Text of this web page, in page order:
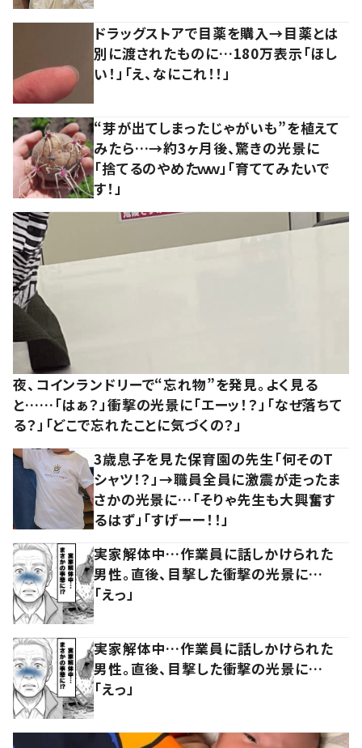
ドラッグストアで目薬を購入→目薬とは
別に渡されたものに…180万表示「ほし
い！」「え、なにこれ！！」
“芽が出てしまったじゃがいも”を植えて
みたら…→約3ヶ月後、驚きの光景に
「捨てるのやめたｗｗ」「育ててみたいで
す！」
夜、コインランドリーで“忘れ物”を発見。よく見る
と……「はぁ？」衝撃の光景に「エーッ！？」「なぜ落ちて
る？」「どこで忘れたことに気づくの？」
3歳息子を見た保育園の先生「何そのT
シャツ！？」→職員全員に激震が走ったま
さかの光景に…「そりゃ先生も大興奮す
るはず」「すげーー！！」
実家解体中…作業員に話しかけられた
男性。直後、目撃した衝撃の光景に…
「えっ」
実家解体中…作業員に話しかけられた
男性。直後、目撃した衝撃の光景に…
「えっ」